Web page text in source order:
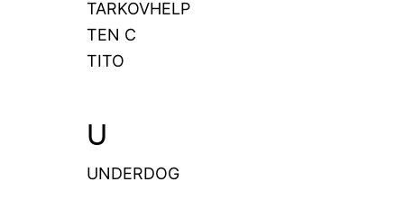
TARKOVHELP
TEN C
TITO
U
UNDERDOG